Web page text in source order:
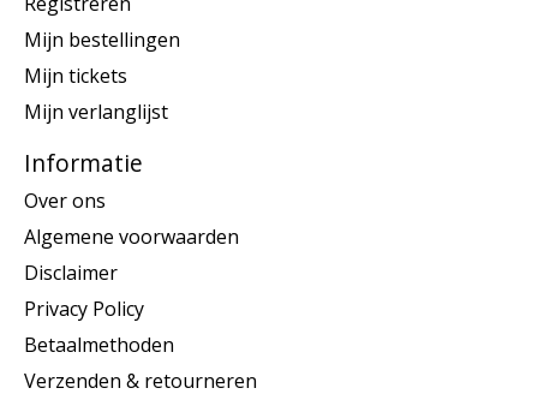
Mijn bestellingen
Mijn tickets
Mijn verlanglijst
Informatie
Over ons
Algemene voorwaarden
Disclaimer
Privacy Policy
Betaalmethoden
Verzenden & retourneren